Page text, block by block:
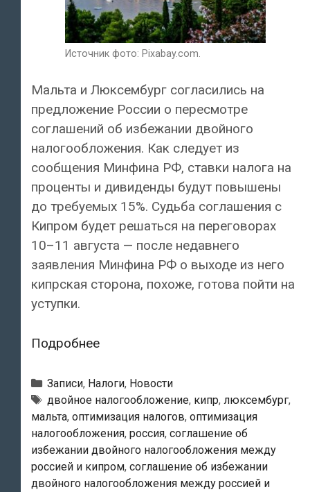
Источник фото: Pixabay.com.
Мальта и Люксембург согласились на
предложение России о пересмотре
соглашений об избежании двойного
налогообложения. Как следует из
сообщения Минфина РФ, ставки налога на
проценты и дивиденды будут повышены
до требуемых 15%. Судьба соглашения с
Кипром будет решаться на переговорах
10–11 августа — после недавнего
заявления Минфина РФ о выходе из него
кипрская сторона, похоже, готова пойти на
уступки.
ПодробнееМальта
Люксембург
готовы
поднять
налоговые
ставки
Рубрики
Записи, Налоги, Новости
Метки
двойное налогообложение, кипр, люксембург,
мальта, оптимизация налогов, оптимизация
налогообложения, россия, соглашение об
избежании двойного налогообложения между
россией и кипром, соглашение об избежании
двойного налогообложения между россией и